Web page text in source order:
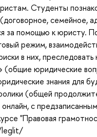
Студенты
семейное,
за помощью к юристу.
режим,
в них,
(общие юридические
знания для
(общей
с
"Правовая
leglit/